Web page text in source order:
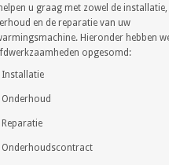
u graag met zowel de installatie,
en de reparatie van uw
Hieronder hebben
opgesomd:
Installatie
Onderhoud
Reparatie
Onderhoudscontract